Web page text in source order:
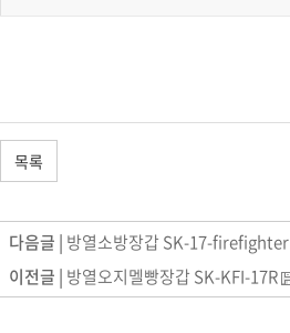
목록
다음글 | 방열소방장갑 SK-17-firefighter
이전글 | 방열오지멜빵장갑 SK-KFI-17R